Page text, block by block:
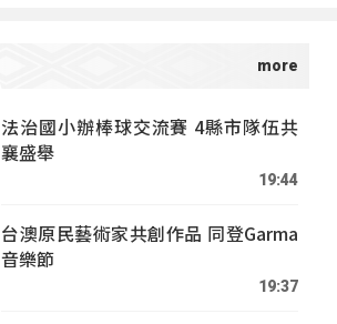
法治國小辦棒球交流賽 4縣市隊伍共
襄盛舉
19:44
台澳原民藝術家共創作品 同登Garma
音樂節
19:37